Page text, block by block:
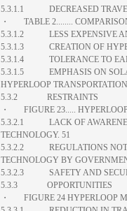
5.3.1.1 DECREASED TRAVEL
・ TABLE 2........
5.3.1.2 LESS EXPENSIVE
5.3.1.3 CREATION OF
5.3.1.4 TOLERANCE TO
5.3.1.5 EMPHASIS ON SOLAR
HYPERLOOP
5.3.2 RESTRAINTS
・ FIGURE 23.....
5.3.2.1 LACK OF
TECHNOLOGY. 51
5.3.2.2 REGULATIONS NOT
TECHNOLOGY BY
5.3.2.3 SAFETY AND
5.3.3 OPPORTUNITIES
・ FIGURE 24 HYPERLOOP